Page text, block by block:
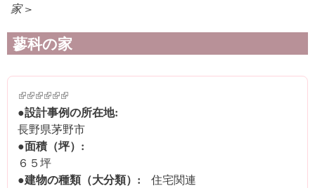
家 >
蓼科の家
(link is external)
(link is external)
(link is external)
(link is external)
(link is external)
(link is external)
●設計事例の所在地:
長野県茅野市
●面積（坪）:
６５坪
●建物の種類（大分類）: 住宅関連